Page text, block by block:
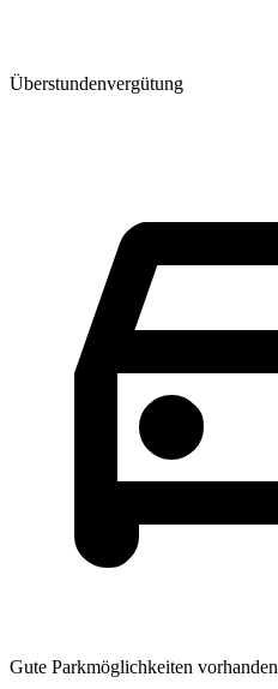
Überstundenvergütung
Gute Parkmöglichkeiten vorhanden